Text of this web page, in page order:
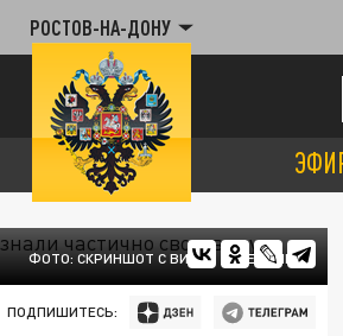
РОСТОВ-НА-ДОНУ
ФОТО: СКРИНШОТ С ВИДЕО ЗАСЕДАНИЯ
ПОДПИШИТЕСЬ: